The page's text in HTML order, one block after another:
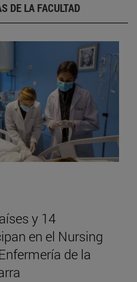
DE LA FACULTAD
y 14
en el Nursing
de la